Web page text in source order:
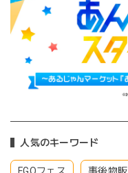
人気のキーワード